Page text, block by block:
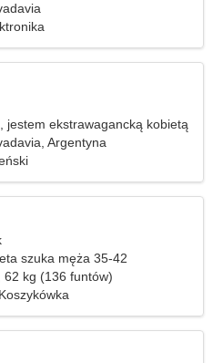
jestem ekstrawagancką kobietą
Argentyna
szuka męża 35-42
62 kg (136 funtów)